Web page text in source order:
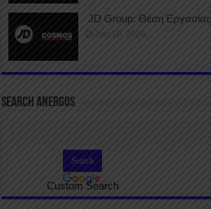
JD Group: Θέση Εργασίας
July 10, 2026
SEARCH ANERGOS
Custom Search